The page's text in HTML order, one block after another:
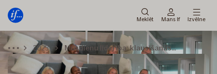
izvēlne
Meklēt Mans If Izvēlne
2023 Mūsdienu līderība: klausīšanās un mācīšanās